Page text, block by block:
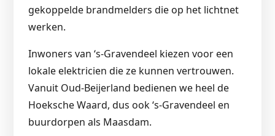
gekoppelde brandmelders die op het lichtnet
werken.
Inwoners van ‘s-Gravendeel kiezen voor een
lokale elektricien die ze kunnen vertrouwen.
Vanuit Oud-Beijerland bedienen we heel de
Hoeksche Waard, dus ook ‘s-Gravendeel en
buurdorpen als Maasdam.